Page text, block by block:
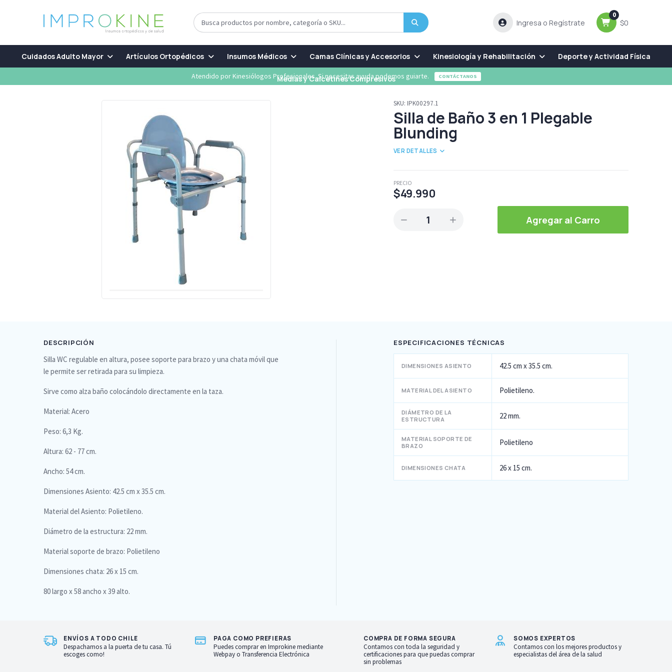
Ingresa o Regístrate
0
$0
Cuidados Adulto Mayor Artículos Ortopédicos Insumos Médicos Camas Clínicas y Accesorios Kinesiología y Rehabilitación Deporte y Actividad Física
Medias y Calcetines Compresivos
Atendido por Kinesiólogos Profesionales. Si necesitas ayuda podemos guiarte. CONTÁCTANOS
SKU: IPK00297.1
Silla de Baño 3 en 1 Plegable
Blunding
VER DETALLES
PRECIO
$49.990
1 Agregar al Carro
DESCRIPCIÓN
Silla WC regulable en altura, posee soporte para brazo y una chata móvil que
le permite ser retirada para su limpieza.
Sirve como alza baño colocándolo directamente en la taza.
Material: Acero
Peso: 6,3 Kg.
Altura: 62 - 77 cm.
Ancho: 54 cm.
Dimensiones Asiento: 42.5 cm x 35.5 cm.
Material del Asiento: Polietileno.
Diámetro de la estructura: 22 mm.
Material soporte de brazo: Polietileno
Dimensiones chata: 26 x 15 cm.
80 largo x 58 ancho x 39 alto.
ESPECIFICACIONES TÉCNICAS
DIMENSIONES ASIENTO 42.5 cm x 35.5 cm.
MATERIAL DEL ASIENTO Polietileno.
DIÁMETRO DE LA
ESTRUCTURA
22 mm.
MATERIAL SOPORTE DE
BRAZO
Polietileno
DIMENSIONES CHATA 26 x 15 cm.
ENVÍOS A TODO CHILE
Despachamos a la puerta de tu casa. Tú
escoges como!
PAGA COMO PREFIERAS
Puedes comprar en Improkine mediante
Webpay o Transferencia Electrónica
COMPRA DE FORMA SEGURA
Contamos con toda la seguridad y
certificaciones para que puedas comprar
sin problemas
SOMOS EXPERTOS
Contamos con los mejores productos y
especialistas del área de la salud